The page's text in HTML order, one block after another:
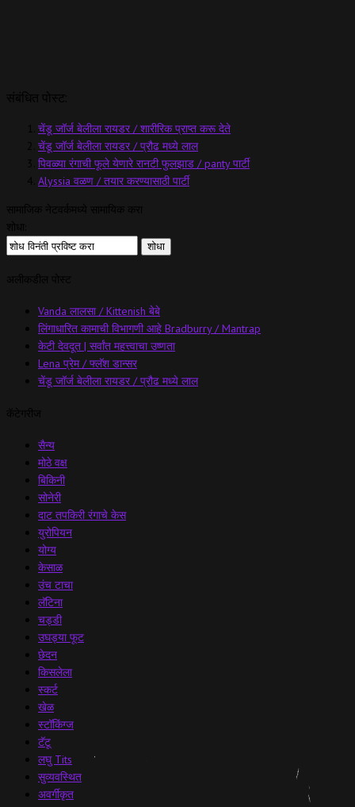
चेंडू जॉर्ज बेलीला रायडर / शारीरिक प्राप्त करू देते
चेंडू जॉर्ज बेलीला रायडर / प्रौढ मध्ये लाल
पिवळ्या रंगाची फूले येणारे रानटी फुलझाड / panty पार्टी
Alyssia वळण / तयार करण्यासाठी पार्टी
Vanda लालसा / Kittenish बेबे
लिंगाधारित कामाची विभागणी आहे Bradburry / Mantrap
केटी देवदूत | सर्वांत महत्त्वाचा उष्णता
Lena प्रेम / फ्लॅश डान्सर
चेंडू जॉर्ज बेलीला रायडर / प्रौढ मध्ये लाल
सैन्य
मोठे वक्ष
बिकिनी
सोनेरी
दाट तपकिरी रंगाचे केस
युरोपियन
योग्य
केसाळ
उंच टाचा
लॅटिना
चड्डी
उघड्या फूट
छेदन
किसलेला
स्कर्ट
खेळ
स्टॉकिंग्ज
टॅटू
लघु Tits
सुव्यवस्थित
अवर्गीकृत